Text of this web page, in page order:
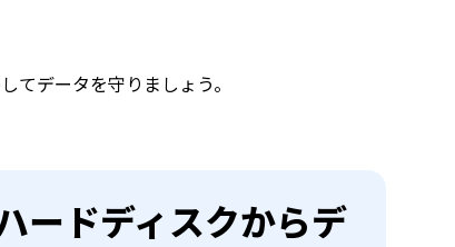
てデータを守りましょう。
ードディスクからデ